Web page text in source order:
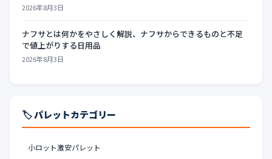
2026年8月3日
ナフサとは何かをやさしく解説、ナフサからできるものと不足
で値上がりする日用品
2026年8月3日
🏷️ パレットカテゴリー
小ロット激安パレット